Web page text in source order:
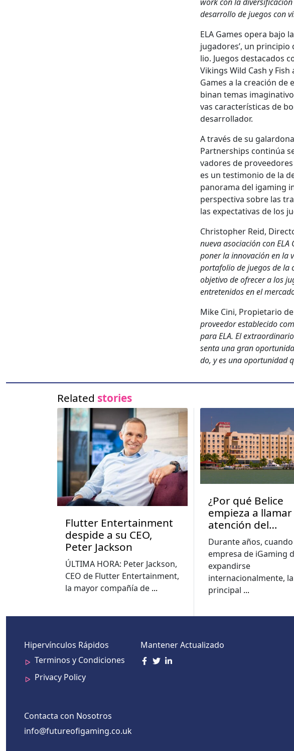
desar­rol­lo de jue­gos con
ELA Games opera bajo
jugadores’, un
lio. Jue­gos desta­ca­dos
Vikings Wild Cash y
Games a la creación
bi­nan temas
vas car­ac­terís­ti­cas de
desar­rol­lador.
A través de su
Part­ner­ships con­tinúa
vadores de
es un tes­ti­mo­nio de la
panora­ma del igam­ing
per­spec­ti­va sobre las
las expec­ta­ti­vas de los
Christo­pher Reid,
nue­va aso­ciación con
pon­er la inno­vación en la
portafo­lio de jue­gos de la
obje­ti­vo de ofre­cer a los
entretenidos en el
Mike Cini, Propi­etario
provee­dor estable­ci­do
para ELA. El
sen­ta una gran
do, y es una opor­tu­nidad
Related stories
Flutter Entertainment
despide a su CEO,
Peter Jackson
ÚLTIMA HORA: Peter Jackson,
CEO de Flutter Entertainment,
la mayor compañía de ...
¿Por qué Belice
empieza a llamar
atención del
ecosistema
Durante años,
empresa de iGaming
expandirse
internacionalmente, la
principal ...
Hipervínculos Rápidos
Terminos y Condiciones
Privacy Policy
Mantener Actualizado
Contacta con Nosotros
info@futureofigaming.co.uk